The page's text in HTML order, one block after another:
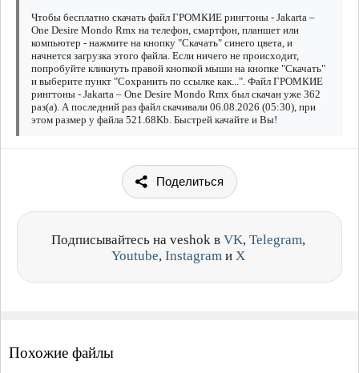
Чтобы бесплатно скачать файл ГРОМКИЕ рингтоны - Jakarta –
One Desire Mondo Rmx на телефон, смартфон, планшет или
компьютер - нажмите на кнопку "Скачать" синего цвета, и
начнется загрузка этого файла. Если ничего не происходит,
попробуйте кликнуть правой кнопкой мыши на кнопке "Скачать"
и выберите пункт "Сохранить по ссылке как...". Файл ГРОМКИЕ
рингтоны - Jakarta – One Desire Mondo Rmx был скачан уже 362
раз(а). А последний раз файл скачивали 06.08.2026 (05:30), при
этом размер у файла 521.68Kb. Быстрей качайте и Вы!
Поделиться
Подписывайтесь на veshok в VK, Telegram,
Youtube, Instagram и X
Похожие файлы